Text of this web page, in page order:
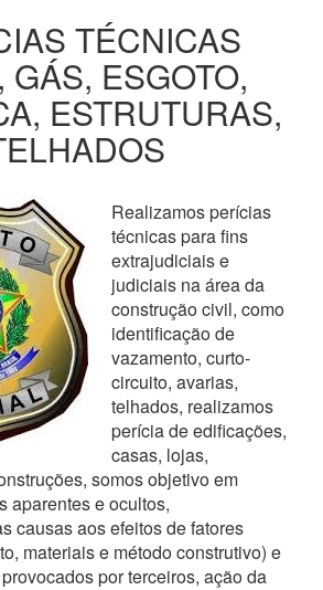
TÉCNICAS
GÁS, ESGOTO,
ESTRUTURAS,
Realizamos perícias
técnicas para fins
extrajudiciais e
judiciais na área da
construção civil, como
identificação de
vazamento, curto-
circuito, avarias,
telhados, realizamos
perícia de edificações,
casas, lojas,
somos objetivo em
aparentes e ocultos,
causas aos efeitos de fatores
materiais e método construtivo) e
por terceiros, ação da